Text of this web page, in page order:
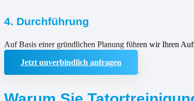
4. Durchführung
Auf Basis einer gründlichen Planung führen wir Ihren
Jetzt unverbindlich anfragen